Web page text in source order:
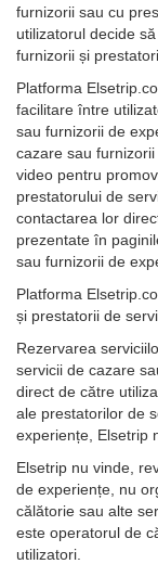
furnizorii sau cu
utilizatorul decide
furnizorii și
Platforma
facilitare între
sau furnizorii de
cazare sau
video pentru
prestatorului de
contactarea lor
prezentate în
sau furnizorii de
Platforma
și prestatorii de
Rezervarea
servicii de cazare
direct de către
ale prestatorilor de
experiențe, Elsetrip
Elsetrip nu vinde,
de experiențe, nu
călătorie sau alte
este operatorul de
utilizatori.